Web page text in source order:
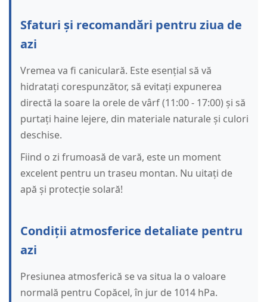
Sfaturi și recomandări pentru ziua de
azi
Vremea va fi caniculară. Este esențial să vă
hidratați corespunzător, să evitați expunerea
directă la soare la orele de vârf (11:00 - 17:00) și să
purtați haine lejere, din materiale naturale și culori
deschise.
Fiind o zi frumoasă de vară, este un moment
excelent pentru un traseu montan. Nu uitați de
apă și protecție solară!
Condiții atmosferice detaliate pentru
azi
Presiunea atmosferică se va situa la o valoare
normală pentru Copăcel, în jur de 1014 hPa.